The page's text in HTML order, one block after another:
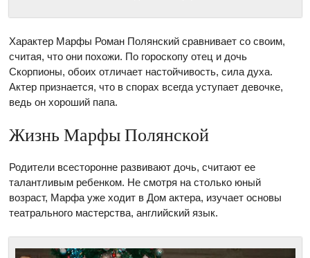
Характер Марфы Роман Полянский сравнивает со своим,
считая, что они похожи. По гороскопу отец и дочь
Скорпионы, обоих отличает настойчивость, сила духа.
Актер признается, что в спорах всегда уступает девочке,
ведь он хороший папа.
Жизнь Марфы Полянской
Родители всесторонне развивают дочь, считают ее
талантливым ребенком. Не смотря на столько юный
возраст, Марфа уже ходит в Дом актера, изучает основы
театрального мастерства, английский язык.